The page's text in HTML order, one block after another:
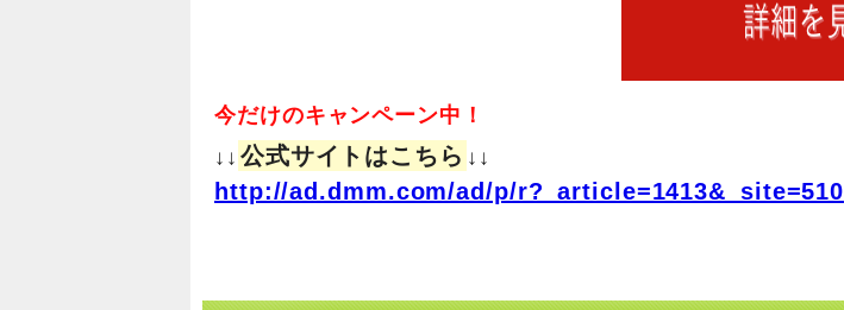
今だけのキャンペーン中！
↓↓ 公式サイトはこちら ↓↓
http://ad.dmm.com/ad/p/r?_article=1413&_site=510